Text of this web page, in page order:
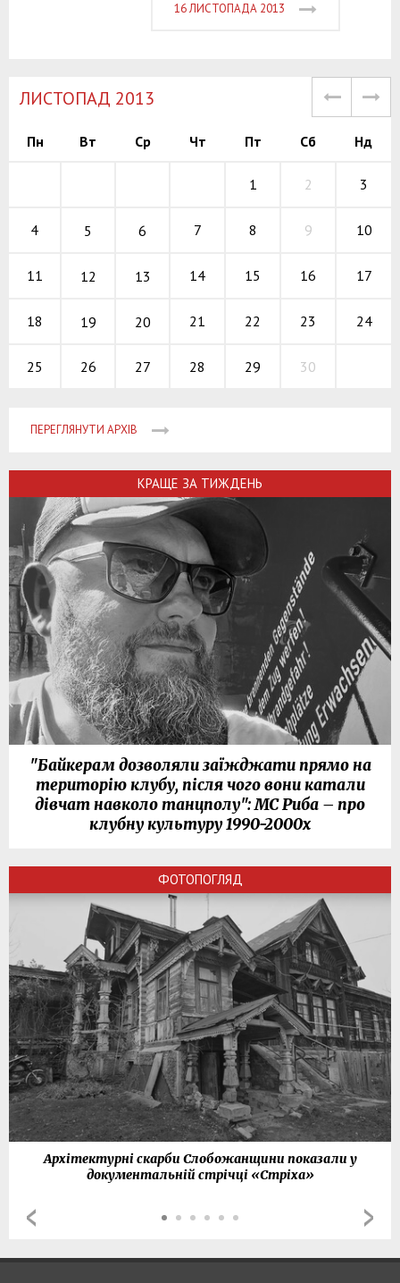
16 ЛИСТОПАДА 2013
ЛИСТОПАД 2013
Пн Вт Ср Чт Пт Сб Нд
1 2 3
4 5 6 7 8 9 10
11 12 13 14 15 16 17
18 19 20 21 22 23 24
25 26 27 28 29 30
ПЕРЕГЛЯНУТИ АРХІВ
КРАЩЕ ЗА ТИЖДЕНЬ
"Байкерам дозволяли заїжджати прямо на
територію клубу, після чого вони катали
дівчат навколо танцполу": МС Риба – про
клубну культуру 1990-2000х
ФОТОПОГЛЯД
Архітектурні скарби Слобожанщини показали у
документальній стрічці «Стріха»